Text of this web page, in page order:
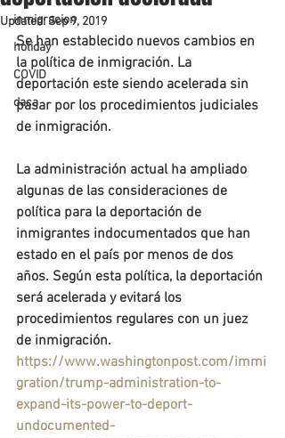
inmigracion
holiday
COVID
daca
Updated:Sep 9, 2019
Se han establecido nuevos cambios en
la política de inmigración. La
deportación este siendo acelerada sin
pasar por los procedimientos judiciales
de inmigración.
La administración actual ha ampliado
algunas de las consideraciones de
política para la deportación de
inmigrantes indocumentados que han
estado en el país por menos de dos
años. Según esta política, la deportación
será acelerada y evitará los
procedimientos regulares con un juez
de inmigración.
https://www.washingtonpost.com/immi
gration/trump-administration-to-
expand-its-power-to-deport-
undocumented-